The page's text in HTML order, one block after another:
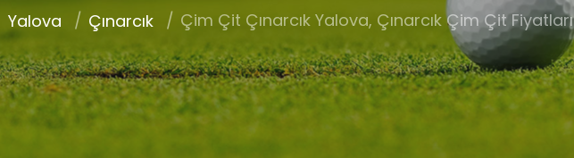
Yalova Çınarcık Çim Çit Çınarcık Yalova, Çınarcık Çim Çit Fiyatları